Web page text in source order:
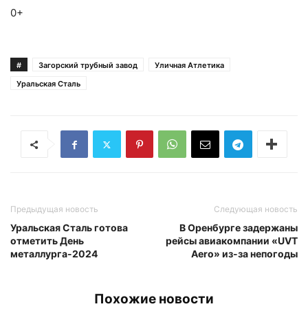
0+
# Загорский трубный завод
Уличная Атлетика
Уральская Сталь
Предыдущая новость
Уральская Сталь готова
отметить День
металлурга-2024
Следующая новость
В Оренбурге задержаны
рейсы авиакомпании «UVT
Aero» из-за непогоды
Похожие новости